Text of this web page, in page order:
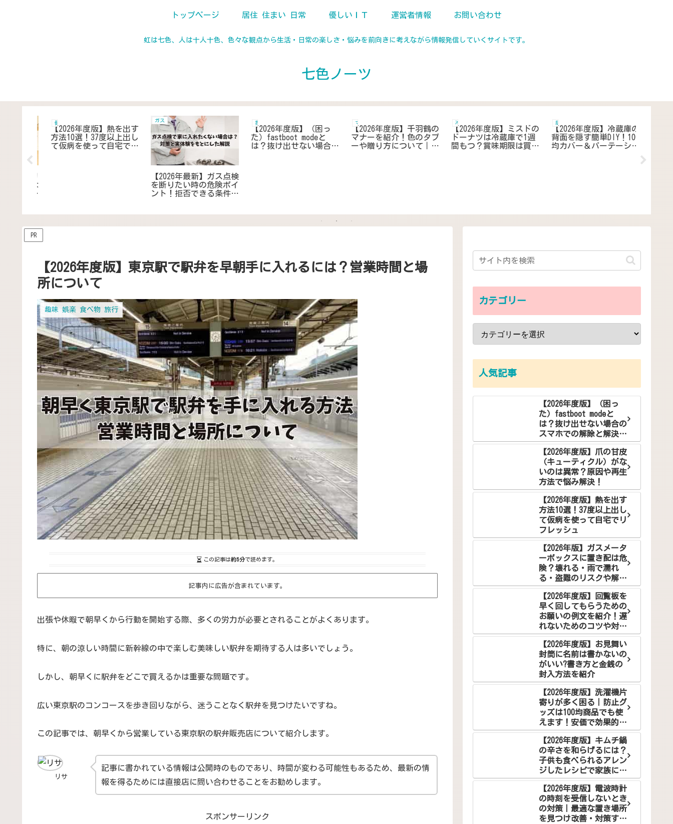
虹は七色、人は十人十色、色々な観点から生活・日常の楽しさ・悩みを前向きに考えながら情報発信していくサイトです。
七色ノーツ
トップページ 居住 住まい 日常 優しいＩＴ 運営者情報 お問い合わせ
居住 住まい 日常
【2026年度版】冷蔵庫の
背面を隠す簡単DIY！100
均カバー＆パーテーショ
日用品 雑貨 家電
【2026年度版】電波時計
の時刻を受信しないとき
の対策｜最適な置き場所
を見つけ改善・対策する
コツ
ガス
【2026年度版】ガス点検
は何をチェックする？賃
貸・マンション・IHでも
マナー 生活用語 作法
【2026年度版】お見舞い
封筒に名前は書かないの
がいい?書き方と金銭の
家電
【2026年度版】扇風機の
スピンナーを無くしてし
まった場合｜交換方法や
ガス
【2026年版】ガスメータ
ーボックスに置き配は危
険？壊れる・雨で濡れ
顔を！
PR
【2026年度版】東京駅で駅弁を早朝手に入れるには？営業時間と場
所について
趣味 娯楽 食べ物 旅行
この記事は約5分で読めます。
記事内に広告が含まれています。
出張や休暇で朝早くから行動を開始する際、多くの労力が必要とされることがよくあります。
特に、朝の涼しい時間に新幹線の中で楽しむ美味しい駅弁を期待する人は多いでしょう。
しかし、朝早くに駅弁をどこで買えるかは重要な問題です。
広い東京駅のコンコースを歩き回りながら、迷うことなく駅弁を見つけたいですね。
この記事では、朝早くから営業している東京駅の駅弁販売店について紹介します。
リサ
記事に書かれている情報は公開時のものであり、時間が変わる可能性もあるため、最新の情
報を得るためには直接店に問い合わせることをお勧めします。
スポンサーリンク
カテゴリー
人気記事
【2026年度版】（困っ
た）fastboot modeと
は？抜け出せない場合の
スマホでの解除と解決方
法
【2026年度版】爪の甘皮
（キューティクル）がな
いのは異常？原因や再生
方法で悩み解決！
【2026年度版】熱を出す
方法10選！37度以上出し
て仮病を使って自宅でリ
フレッシュ
【2026年版】ガスメータ
ーボックスに置き配は危
険？壊れる・雨で濡れ
る・盗難のリスクや解決
案を徹底解説
【2026年度版】回覧板を
早く回してもらうための
お願いの例文を紹介！遅
れないためのコツや対策
とは？
【2026年度版】お見舞い
封筒に名前は書かないの
がいい?書き方と金銭の
封入方法を紹介
【2026年度版】洗濯機片
寄りが多く困る｜防止グ
ッズは100均商品でも使
えます！安価で効果的な
解決法をご紹介
【2026年度版】キムチ鍋
の辛さを和らげるには？
子供も食べられるアレン
ジしたレシピで家族に笑
顔を！
【2026年度版】電波時計
の時刻を受信しないとき
の対策｜最適な置き場所
を見つけ改善・対策する